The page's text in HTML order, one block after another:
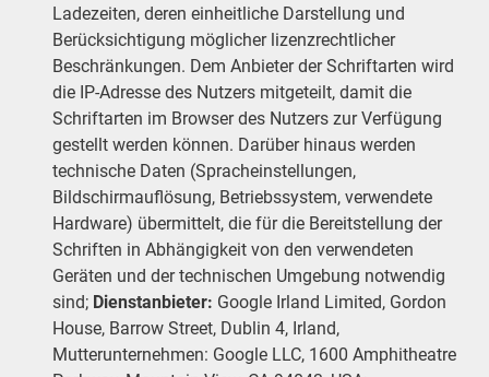
Ladezeiten, deren einheitliche Darstellung und
Berücksichtigung möglicher lizenzrechtlicher
Beschränkungen. Dem Anbieter der Schriftarten wird
die IP-Adresse des Nutzers mitgeteilt, damit die
Schriftarten im Browser des Nutzers zur Verfügung
gestellt werden können. Darüber hinaus werden
technische Daten (Spracheinstellungen,
Bildschirmauflösung, Betriebssystem, verwendete
Hardware) übermittelt, die für die Bereitstellung der
Schriften in Abhängigkeit von den verwendeten
Geräten und der technischen Umgebung notwendig
sind; Dienstanbieter: Google Irland Limited, Gordon
House, Barrow Street, Dublin 4, Irland,
Mutterunternehmen: Google LLC, 1600 Amphitheatre